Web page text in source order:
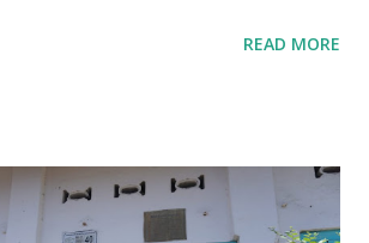
Chusainuddin,S.Sos Anggota Komisi
dana pinjaman lunak untuk mereka. "
Reses di Blitar,Kediri dan
READ MORE